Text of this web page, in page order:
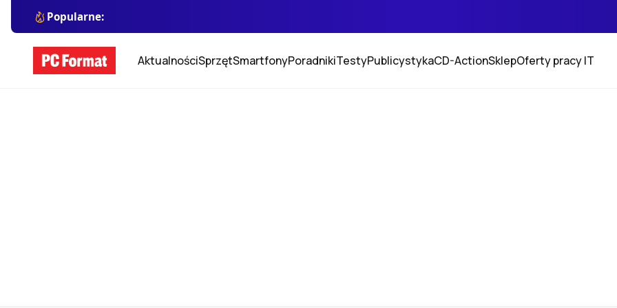
Popularne:
AktualnościSprzętSmartfonyPoradnikiTestyPublicystykaCD-ActionSklepOferty pracy IT